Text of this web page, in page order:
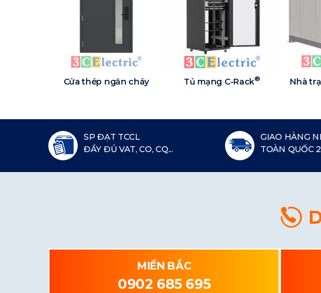
Cửa thép ngăn cháy Tủ mạng C-Rack® Nhà
SP ĐẠT TCCL
ĐẦY ĐỦ VAT, CO, CQ...
GIAO HÀNG
TOÀN QUỐC
MIỀN BẮC
0902 685 695